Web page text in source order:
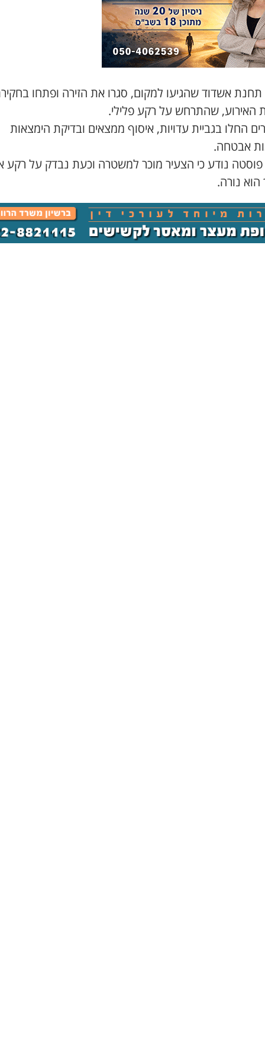
תחנת אשדוד שהגיעו למקום, סגרו את הזירה ופתחו
האירוע, שהתרחש על רקע פלילי.
החלו בגביית עדויות, איסוף ממצאים ובדיקת הימצאות
אבטחה.
נודע כי הצעיר מוכר למשטרה וכעת נבדק על רקע
הוא נורה.